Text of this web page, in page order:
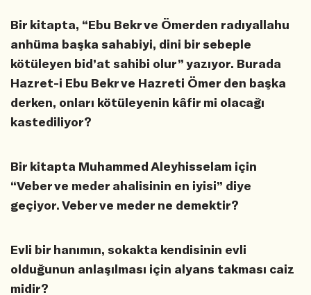
Bir kitapta, “Ebu Bekr ve Ömerden radıyallahu
anhüma başka sahabiyi, dini bir sebeple
kötüleyen bid’at sahibi olur” yazıyor. Burada
Hazret-i Ebu Bekr ve Hazreti Ömer den başka
derken, onları kötüleyenin kâfir mi olacağı
kastediliyor?
Bir kitapta Muhammed Aleyhisselam için
“Veber ve meder ahalisinin en iyisi” diye
geçiyor. Veber ve meder ne demektir?
Evli bir hanımın, sokakta kendisinin evli
olduğunun anlaşılması için alyans takması caiz
midir?